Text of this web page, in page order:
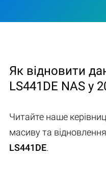
Як відновити
LS441DE NAS у
Читайте наше
масиву та
LS441DE.